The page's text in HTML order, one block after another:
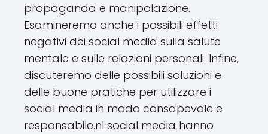
propaganda e manipolazione.
Esamineremo anche i possibili effetti
negativi dei social media sulla salute
mentale e sulle relazioni personali. Infine,
discuteremo delle possibili soluzioni e
delle buone pratiche per utilizzare i
social media in modo consapevole e
responsabile.nI social media hanno